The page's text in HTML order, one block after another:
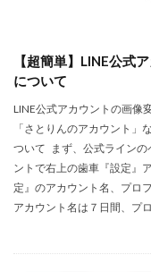
【超簡単】LINE公式
について
LINE公式アカウントの画像
「さとりんのアカウント」
ついて まず、公式ラインの
ントで右上の歯車『設定』
定』のアカウント名、プロ
アカウント名は７日間、プ